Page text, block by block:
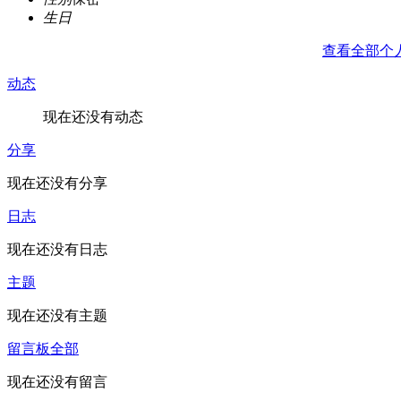
生日
查看全部个
动态
现在还没有动态
分享
现在还没有分享
日志
现在还没有日志
主题
现在还没有主题
留言板全部
现在还没有留言